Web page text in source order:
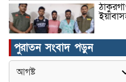
পুরাতন সংবাদ পড়ুন